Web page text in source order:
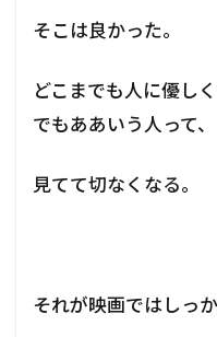
そこは良かった。
どこまでも人に優しく
でもああいう人って
見てて切なくなる。
それが映画ではしっ